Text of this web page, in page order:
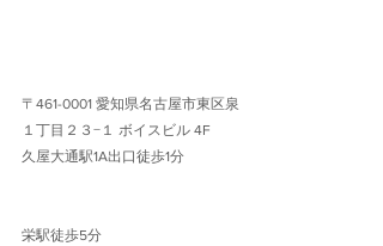
〒461-0001 愛知県名古屋市東区泉
１丁目２３−１ ボイスビル 4F
久屋大通駅1A出口徒歩1分
栄駅徒歩5分